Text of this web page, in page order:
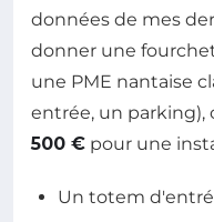
données de mes
donner une
une PME nantaise
entrée, un parking),
500 € pour une
Un totem